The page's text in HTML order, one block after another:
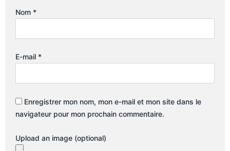
Nom *
E-mail *
Enregistrer mon nom, mon e-mail et mon site dans le
navigateur pour mon prochain commentaire.
Upload an image (optional)